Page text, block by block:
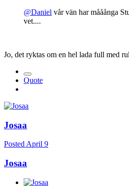
@Daniel vår vän har mååånga
vet....
Jo, det ryktas om en hel lada full med
Quote
Josaa
Posted April 9
Josaa